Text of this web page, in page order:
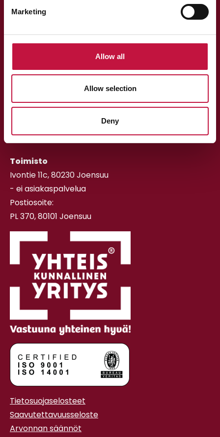
Marketing
Allow all
Allow selection
Deny
Asiakaspalvelu
013 318 198 arkisin klo 9–15
asiakaspalvelu@puhas.fi
» Asioi verkossa
Toimisto
Ivontie 11c, 80230 Joensuu
- ei asiakaspalvelua
Postiosoite:
PL 370, 80101 Joensuu
Tietosuojaselosteet
Saavutettavuusseloste
Arvonnan säännöt